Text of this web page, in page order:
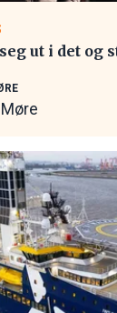
ut i det og